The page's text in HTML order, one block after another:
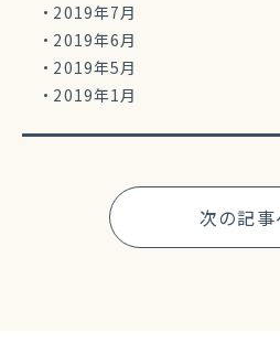
2019年7月
2019年6月
2019年5月
2019年1月
次の記事